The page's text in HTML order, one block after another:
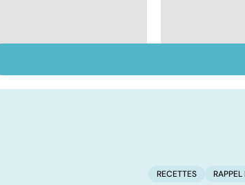
médicament à risque
Un
soigne ?
RECETTES RAPPEL